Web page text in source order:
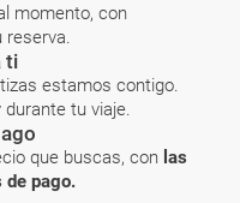
momento, con
reserva.
ti
estamos contigo.
durante tu viaje.
que buscas, con las
pago.